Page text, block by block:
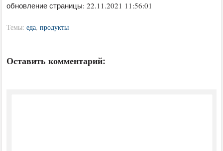
обновление страницы: 22.11.2021 11:56:01
Темы:еда,продукты
Оставить комментарий: